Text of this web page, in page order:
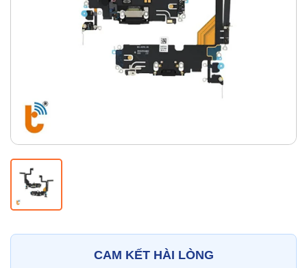
Thay pin
Pin iPhone Pin Samsumg Pin Oppo
Pin Realme
CAM KẾT HÀI LÒNG